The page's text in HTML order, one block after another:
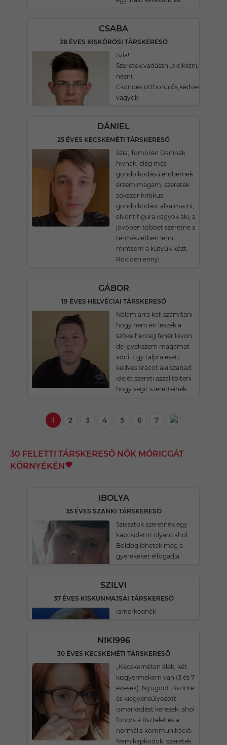
CSABA
28 ÉVES KISKŐRÖSI TÁRSKERESŐ
Szia!
nézni.
Csöndes,otthonülős,kedves
vagyok.
DÁNIEL
25 ÉVES KECSKEMÉTI TÁRSKERESŐ
Szia, Tömören Daninak
hivnak, elég más
gondolkodású embernek
érzem magam, szeretek
sokszor kritikus
gondolkodást alkalmazni,
elvont figura vagyok aki, a
jövőben többet szeretne a
természetben lenni
mintsem a kütyük közt.
Röviden ennyi.
GÁBOR
19 ÉVES HELVÉCIAI TÁRSKERESŐ
Nálam arra kell számítani
hogy nem én leszek a
szőke herceg fehér lovon
de igyekszem magamat
adni. Egy talpra esett
kedves srácot aki szabad
idejét szereti azzal tölteni
hogy segít szeretteinek.
1 2 3 4 5 6 7
30 FELETTI TÁRSKERESŐ NŐK MÓRICGÁT
KÖRNYÉKÉN
IBOLYA
35 ÉVES SZANKI TÁRSKERESŐ
Sziasztok szeretnék egy
kapcsolatot olyant ahol
Boldog lehetek meg a
gyerekeket elfogadja
SZILVI
37 ÉVES KISKUNMAJSAI TÁRSKERESŐ
Ismerkednék
NIKI996
30 ÉVES KECSKEMÉTI TÁRSKERESŐ
„Kecskeméten élek, két
kisgyermekem van (3 és 7
évesek). Nyugodt, őszinte
és kiegyensúlyozott
ismerkedést keresek, ahol
fontos a tisztelet és a
normális kommunikáció.
Nem kapkodok, szeretek